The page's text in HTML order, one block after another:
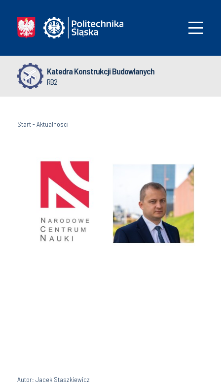
Katedra Konstrukcji Budowlanych
RB2
Start-Aktualnosci
Autor: Jacek Staszkiewicz